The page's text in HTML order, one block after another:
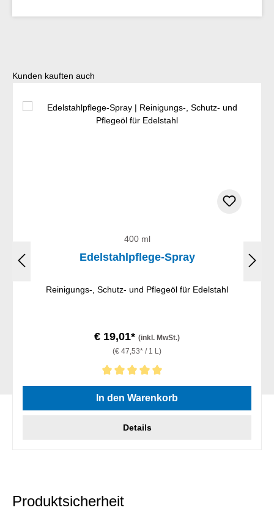
Produktgalerie überspringen
Kunden kauften auch
400 ml
Edelstahlpflege-Spray
Reinigungs-, Schutz- und Pflegeöl für Edelstahl
€ 19,01* (inkl. MwSt.)
(€ 47,53* / 1 L)
Durchschnittliche Bewertung von 5 von 5 Sternen
In den Warenkorb
Details
Produktsicherheit